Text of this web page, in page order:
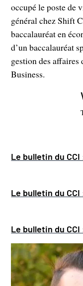
occupé le poste de
général chez Shift
baccalauréat en
d’un baccalauréat
gestion des
Business.
Le bulletin du CCI
Le bulletin du
Le bulletin du